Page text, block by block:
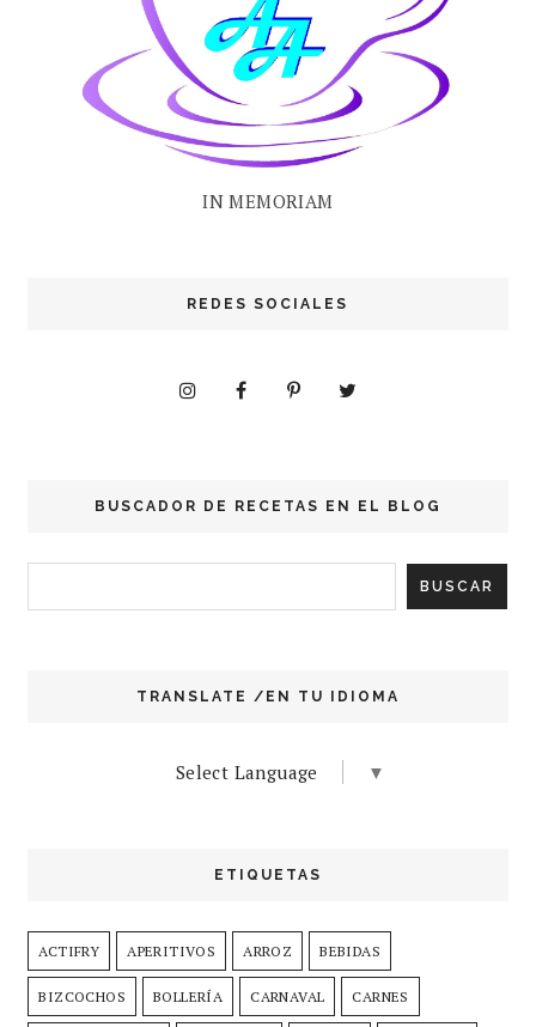
IN MEMORIAM
REDES SOCIALES
BUSCADOR DE RECETAS EN EL BLOG
TRANSLATE /EN TU IDIOMA
Select Language ▼
ETIQUETAS
ACTIFRY APERITIVOS ARROZ BEBIDAS
BIZCOCHOS BOLLERÍA CARNAVAL CARNES